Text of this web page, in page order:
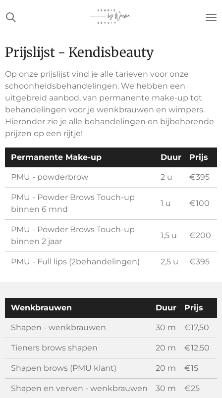
direct
de
hoofdinhoud
Prijslijst - Kendisbeauty
Op onze prijslijst vind je alle tarieven voor onze
schoonheidsbehandelingen. We hebben een
uitgebreid aanbod, van permanente make-up tot
behandelingen voor je wenkbrauwen en wimpers.
Hieronder zie je alle behandelingen en bijbehorende
prijzen op een rijtje!
Permanente Make-up Duur Prijs
PMU - powderbrow 2 u €395
PMU - Powder Brows Touch-up
binnen 6 mnd
1 u €100
PMU - Powder Brows Touch-up
binnen 2 jaar
1,5 u €200
PMU - Full lips (2behandelingen) 2,5 u €395
Wenkbrauwen Duur Prijs
Shapen - wenkbrauwen 30 m €17,50
Tieners brows shapen 20 m €12,50
Shapen brows (PMU klant) 20 m €15
Shapen en verven - wenkbrauwen 30 m €25